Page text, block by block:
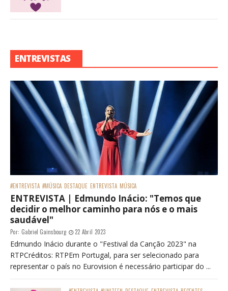
ENTREVISTAS
#ENTREVISTA #MÚSICA DESTAQUE ENTREVISTA MÚSICA
ENTREVISTA | Edmundo Inácio: "Temos que
decidir o melhor caminho para nós e o mais
saudável"
Por: Gabriel Gainsbourg 22 Abril 2023
Edmundo Inácio durante o "Festival da Canção 2023" na
RTPCréditos: RTPEm Portugal, para ser selecionado para
representar o país no Eurovision é necessário participar do ...